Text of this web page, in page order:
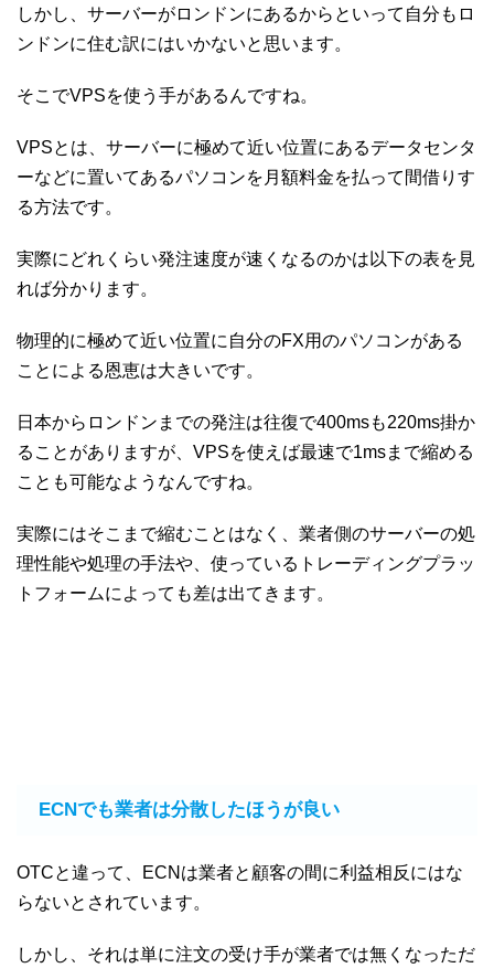
しかし、サーバーがロンドンにあるからといって自分もロ
ンドンに住む訳にはいかないと思います。
そこでVPSを使う手があるんですね。
VPSとは、サーバーに極めて近い位置にあるデータセンタ
ーなどに置いてあるパソコンを月額料金を払って間借りす
る方法です。
実際にどれくらい発注速度が速くなるのかは以下の表を見
れば分かります。
物理的に極めて近い位置に自分のFX用のパソコンがある
ことによる恩恵は大きいです。
日本からロンドンまでの発注は往復で400msも220ms掛か
ることがありますが、VPSを使えば最速で1msまで縮める
ことも可能なようなんですね。
実際にはそこまで縮むことはなく、業者側のサーバーの処
理性能や処理の手法や、使っているトレーディングプラッ
トフォームによっても差は出てきます。
ECNでも業者は分散したほうが良い
OTCと違って、ECNは業者と顧客の間に利益相反にはな
らないとされています。
しかし、それは単に注文の受け手が業者では無くなっただ